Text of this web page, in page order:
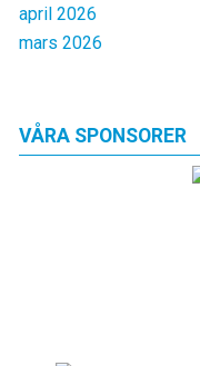
april 2026
mars 2026
VÅRA SPONSORER